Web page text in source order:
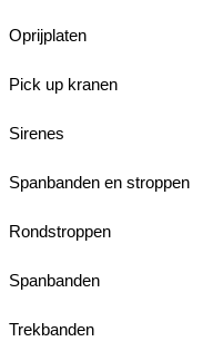
Oprijplaten
Pick up kranen
Sirenes
Spanbanden en stroppen
Rondstroppen
Spanbanden
Trekbanden